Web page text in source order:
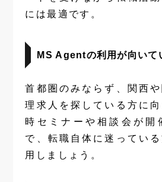
には最適です。
MS Agentの利用が向いて
首都圏のみならず、関西
理求人を探している方に
時セミナーや相談会が開
で、転職自体に迷ってい
用しましょう。